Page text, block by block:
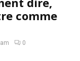
comme
0